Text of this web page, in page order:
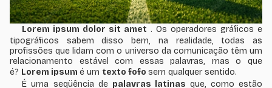
Lorem ipsum dolor sit amet . Os operadores gráficos e
tipográficos sabem disso bem, na realidade, todas as
profissões que lidam com o universo da comunicação têm um
relacionamento estável com essas palavras, mas o que
é? Lorem ipsum é um texto fofo sem qualquer sentido.
É uma seqüência de palavras latinas que, como estão